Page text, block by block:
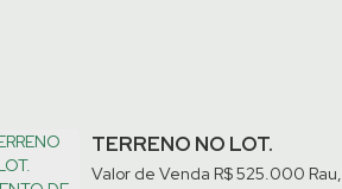
TERRENO NO LOT.
LORENTO DE 406,98M² |
R$525.000
Valor de Venda
Rau,